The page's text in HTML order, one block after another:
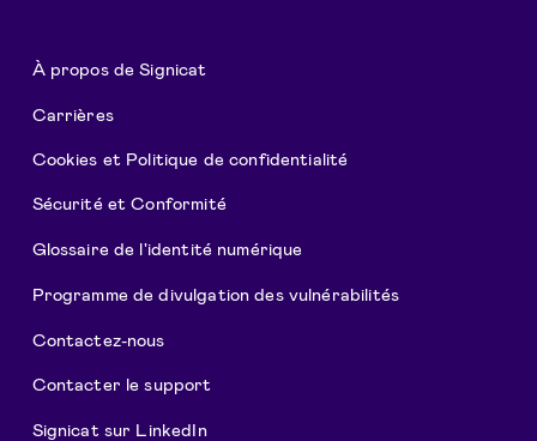
À propos de Signicat
Carrières
Cookies et Politique de confidentialité
Sécurité et Conformité
Glossaire de l'identité numérique
Programme de divulgation des vulnérabilités
Contactez-nous
Contacter le support
Signicat sur LinkedIn